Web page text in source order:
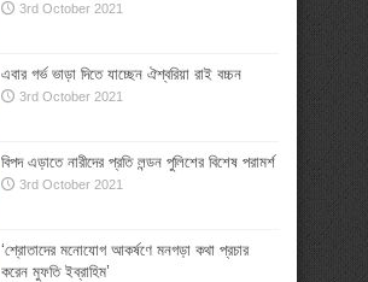
3rd October 2021
এবার গর্ভ ভাড়া দিতে যাচ্ছেন ঐশ্বরিয়া রাই বচ্চন
3rd October 2021
বিপদ এড়াতে নারীদের প্রতি লন্ডন পুলিশের বিশেষ পরামর্শ
3rd October 2021
‘শ্রোতাদের মনোযোগ আকর্ষণে মনগড়া কথা প্রচার
করেন মুফতি ইব্রাহিম’